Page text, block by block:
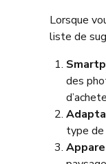
Lorsque
liste de
des
type de